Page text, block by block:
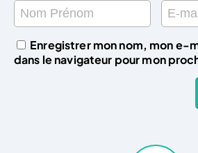
Enregistrer mon nom, mon e-
dans le navigateur pour mon